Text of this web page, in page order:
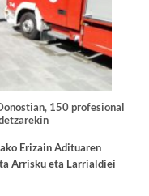
150 profesional
Erizain Adituaren
Arrisku eta Larrialdiei